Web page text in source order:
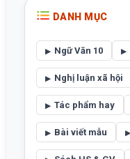
DANH MỤC
Ngữ Văn 10
Nghị luận xã hội
Tác phẩm hay
Bài viết mẫu